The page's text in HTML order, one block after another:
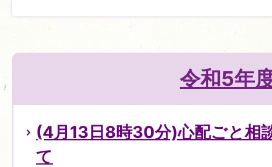
令和5年
(4月13日8時30分)心配ごと相
て